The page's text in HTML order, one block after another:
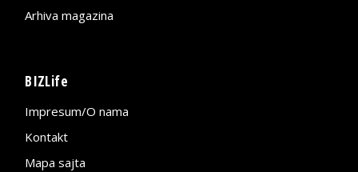
Arhiva magazina
BIZLife
Impresum/O nama
Kontakt
Mapa sajta